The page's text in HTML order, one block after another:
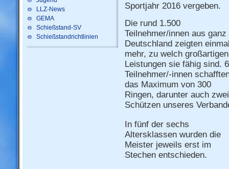
LLZ-News
GEMA
Schießstand-SV
Schießstandrichtlinien
Sportjahr 2016 vergeben.
Die rund 1.500
Teilnehmer/innen aus ganz
Deutschland zeigten
mehr, zu welch großartigen
Leistungen sie fähig sind.
Teilnehmer/-innen
das Maximum von 300
Ringen, darunter auch zwei
Schützen unseres
In fünf der sechs
Altersklassen wurden die
Meister jeweils erst im
Stechen entschieden.